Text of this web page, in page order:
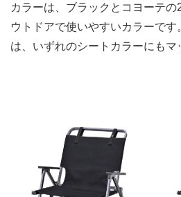
カラーは、ブラックとコヨーテ
ウトドアで使いやすいカラーです
は、いずれのシートカラーにもマ